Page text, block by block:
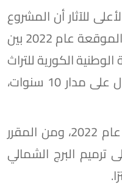
للآثار أن المشروع
يأتي في إطار اتفاقية التعاون الموقعة عام 2022 بين
الكورية للتراث
الثقافي، على أن تُنفذ الـ أعمال على مدار 10 سنوات،
وقد بدأت المرحلة الأولى في عام 2022، ومن المقرر
وتركز على ترميم البرج الشمالي